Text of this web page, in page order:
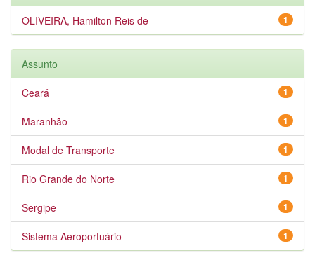
1
OLIVEIRA, Hamilton Reis de
Assunto
1
Ceará
1
Maranhão
1
Modal de Transporte
1
Rio Grande do Norte
1
Sergipe
1
Sistema Aeroportuário